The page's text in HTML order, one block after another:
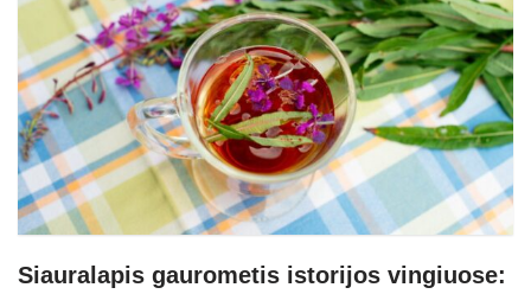
Siauralapis gaurometis istorijos vingiuose: